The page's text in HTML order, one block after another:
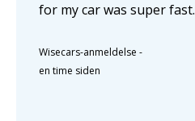
for my car was super fast.
Wisecars-anmeldelse -
en time siden